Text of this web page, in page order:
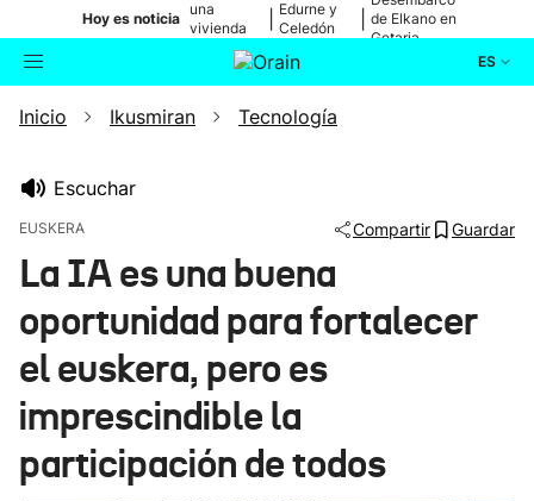
Hoy es noticia
una
vivienda
de Bilbao
Edurne y
Celedón
de Elkano en
Getaria
ES
Buscador Actualidad
Ikusmiran
Eguraldia
Inicio Ikusmiran Tecnología
Escuchar
EUSKERA Compartir Guardar
La IA es una buena
oportunidad para fortalecer
el euskera, pero es
imprescindible la
participación de todos